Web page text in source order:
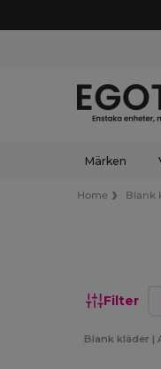
Märken
Home Blank
Filter
Blank kläder |